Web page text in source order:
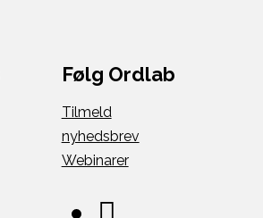
Følg Ordlab
Tilmeld
nyhedsbrev
Webinarer